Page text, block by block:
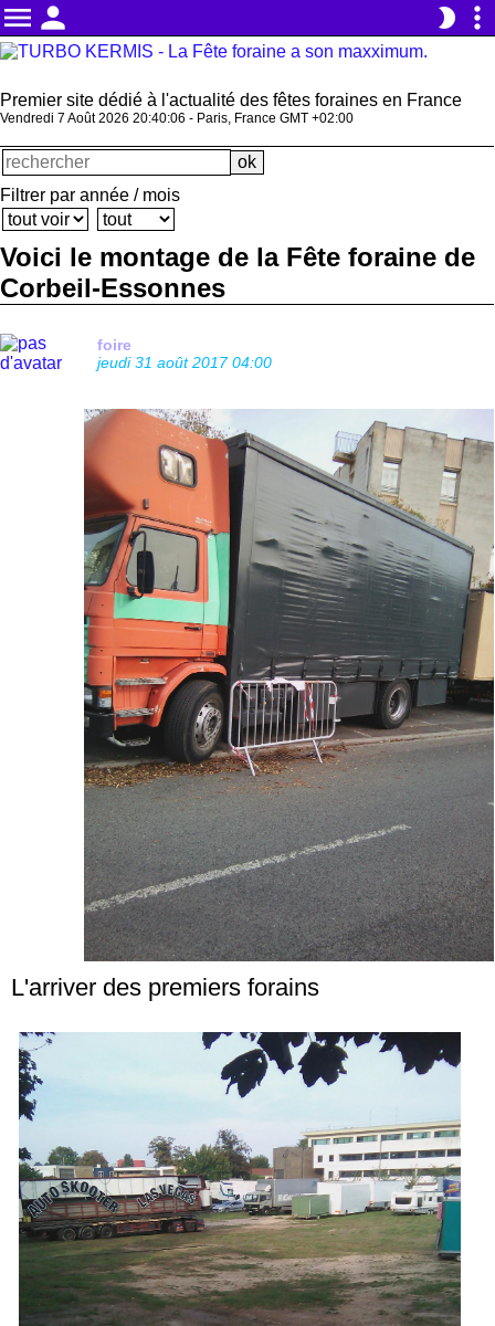
menu person brightness_2 more_vert
Premier site dédié à l'actualité des fêtes foraines en France
Vendredi 7 Août 2026 20:40:09 - Paris, France GMT +02:00
Filtrer par année / mois
Voici le montage de la Fête foraine de
Corbeil-Essonnes
foire
jeudi 31 août 2017 04:00
L'arriver des premiers forains